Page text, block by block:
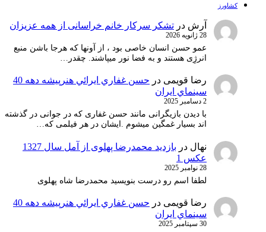
کشاورز
آرش در تشکر سرکار خانم خراسانی از همه عزیزان
28 ژانویه 2026
عمو حسن انسان خاصی بود ، از آونها که هرجا باشن منبع
انرژِی هستند و به فضا نور میپاشند. چقدر…
رضا قویمی در
حسن غفاري ايرائي هنرپيشه دهه 40
سينماي ايران
2 دسامبر 2025
با دیدن بازیگرانی مانند حسن غفاری که در جوانی در گذشته
اند بسیار غمگین میشوم .ایشان در هر فیلمی که…
نهال در
بازدید محمدرضا پهلوی از آمل سال 1327
عکس 1
28 نوامبر 2025
لطفا اسم رو درست بنویسید محمدرضا شاه پهلوی
رضا قویمی در
حسن غفاري ايرائي هنرپيشه دهه 40
سينماي ايران
30 سپتامبر 2025